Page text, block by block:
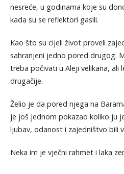
nesreće, u godinama koje su
kada su se reflektori gasili.
Kao što su cijeli život proveli
sahranjeni jedno pored drugog.
treba počivati u Aleji velikana, ali
drugačije.
Želio je da pored njega na
je još jednom pokazao koliko ju
ljubav, odanost i zajedništvo bili
Neka im je vječni rahmet i laka